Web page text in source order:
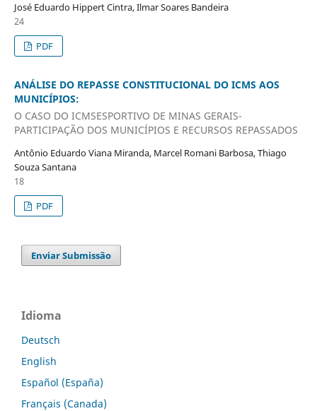
José Eduardo Hippert Cintra, Ilmar Soares Bandeira
24
PDF
ANÁLISE DO REPASSE CONSTITUCIONAL DO ICMS AOS
MUNICÍPIOS:
O CASO DO ICMSESPORTIVO DE MINAS GERAIS-
PARTICIPAÇÃO DOS MUNICÍPIOS E RECURSOS REPASSADOS
Antônio Eduardo Viana Miranda, Marcel Romani Barbosa, Thiago
Souza Santana
18
PDF
Enviar Submissão
Idioma
Deutsch
English
Español (España)
Français (Canada)